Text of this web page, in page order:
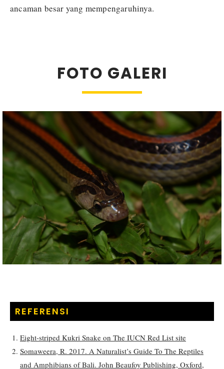
ancaman besar yang mempengaruhinya.
FOTO GALERI
REFERENSI
Eight-striped Kukri Snake on The IUCN Red List site
Somaweera, R. 2017. A Naturalist’s Guide To The Reptiles
and Amphibians of Bali. John Beaufoy Publishing, Oxford,